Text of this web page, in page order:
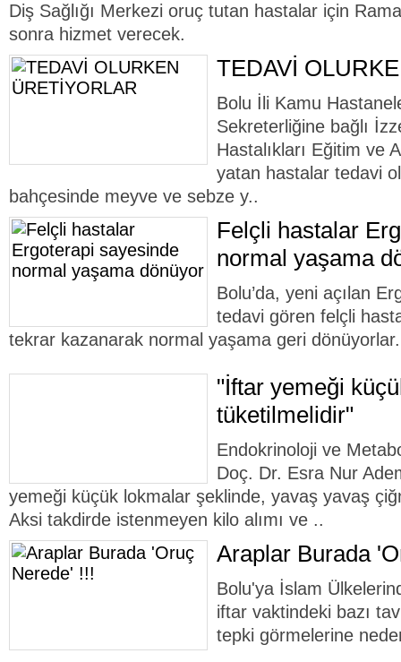
Diş Sağlığı Merkezi oruç tutan hastalar için
sonra hizmet verecek.
TEDAVİ
Bolu İli Kamu
Sekreterliğine bağlı
Hastalıkları Eğitim ve
yatan hastalar tedavi
bahçesinde meyve ve sebze y..
Felçli hastalar
normal yaşama
Bolu’da, yeni açılan
tedavi gören felçli
tekrar kazanarak normal yaşama geri dönüyorlar.
"İftar yemeği
tüketilmelidir"
Endokrinoloji ve
Doç. Dr. Esra Nur
yemeği küçük lokmalar şeklinde, yavaş yavaş
Aksi takdirde istenmeyen kilo alımı ve ..
Araplar Burada
Bolu'ya İslam
iftar vaktindeki bazı
tepki görmelerine